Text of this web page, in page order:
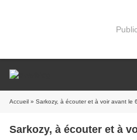
Accueil » Sarkozy, à écouter et à voir avant le
Sarkozy, à écouter et à